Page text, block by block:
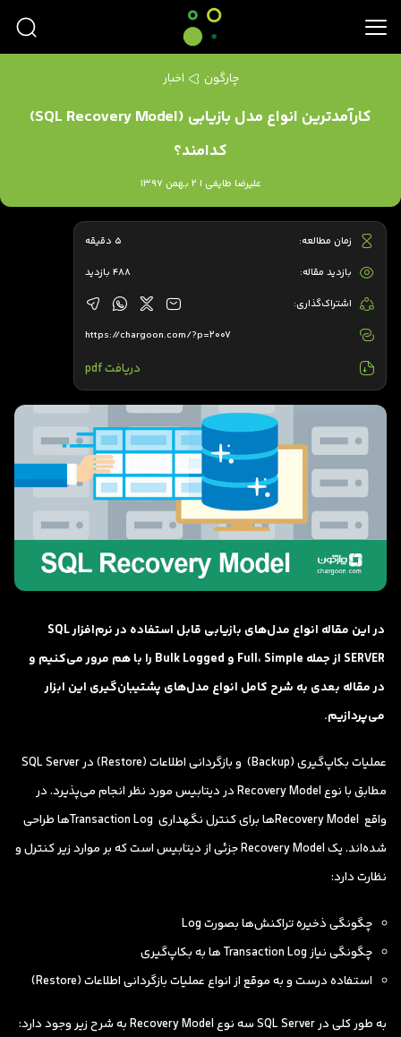
چارگون اخبار
کارآمدترین انواع مدل بازیابی (SQL Recovery Model)
کدامند؟
علیرضا طایفی | 2 بهمن 1397
در این مقاله انواع مدل‌های بازیابی قابل استفاده در نرم‌افزار SQL
SERVER از جمله Full، Simple و Bulk Logged را با هم مرور می‌کنیم و
در مقاله بعدی به شرح کامل انواع مدل‌های پشتیبان‌گیری این ‌ابزار
می‌پردازیم.
عملیات بکاپ‌گیری (Backup) و بازگردانی اطلاعات (Restore) در SQL Server
مطابق با نوع Recovery Model در دیتابیس مورد نظر انجام می‌پذیرد. در
واقع Recovery Modelها برای کنترل نگهداری Transaction Logها طراحی
شده‌اند. یک Recovery Model جزئی از دیتابیس است که بر موارد زیر کنترل و
نظارت دارد:
چگونگی ذخیره تراکنش‌ها بصورت Log
چگونگی نیاز Transaction Log ها به بکاپ‌گیری
استفاده درست و به موقع از انواع عملیات بازگردانی اطلاعات (Restore)
به طور کلی در SQL Server سه نوع Recovery Model به شرح زیر وجود دارد:
زمان مطالعه: 5 دقیقه
بازدید مقاله: 488 بازدید
اشتراک‌گذاری:
https://chargoon.com/?p=2007
دریافت pdf